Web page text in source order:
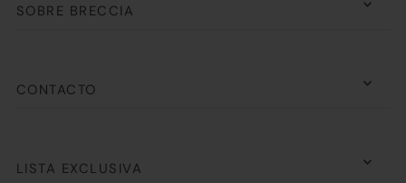
SOBRE BRECCIA
CONTACTO
LISTA EXCLUSIVA